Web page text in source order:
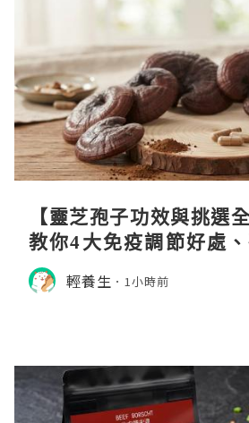
【靈芝孢子功效與挑選
教你4大免疫調節好處
選秘訣
輕養生 1小時前